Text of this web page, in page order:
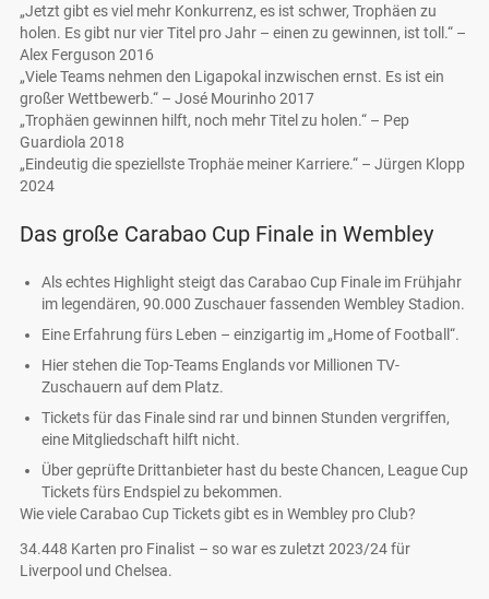
„Jetzt gibt es viel mehr Konkurrenz, es ist schwer, Trophäen zu
holen. Es gibt nur vier Titel pro Jahr – einen zu gewinnen, ist toll.“ –
Alex Ferguson 2016
„Viele Teams nehmen den Ligapokal inzwischen ernst. Es ist ein
großer Wettbewerb.“ – José Mourinho 2017
„Trophäen gewinnen hilft, noch mehr Titel zu holen.“ – Pep
Guardiola 2018
„Eindeutig die speziellste Trophäe meiner Karriere.“ – Jürgen Klopp
2024
Das große Carabao Cup Finale in Wembley
Als echtes Highlight steigt das Carabao Cup Finale im Frühjahr
im legendären, 90.000 Zuschauer fassenden Wembley Stadion.
Eine Erfahrung fürs Leben – einzigartig im „Home of Football“.
Hier stehen die Top-Teams Englands vor Millionen TV-
Zuschauern auf dem Platz.
Tickets für das Finale sind rar und binnen Stunden vergriffen,
eine Mitgliedschaft hilft nicht.
Über geprüfte Drittanbieter hast du beste Chancen, League Cup
Tickets fürs Endspiel zu bekommen.
Wie viele Carabao Cup Tickets gibt es in Wembley pro Club?
34.448 Karten pro Finalist – so war es zuletzt 2023/24 für
Liverpool und Chelsea.